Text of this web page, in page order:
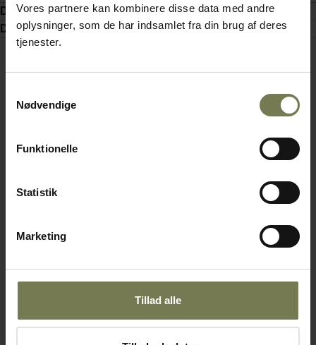
Vores partnere kan kombinere disse data med andre
oplysninger, som de har indsamlet fra din brug af deres
tjenester.
Nødvendige
Funktionelle
Statistik
Marketing
Tillad alle
Detaljer
Dokumenter